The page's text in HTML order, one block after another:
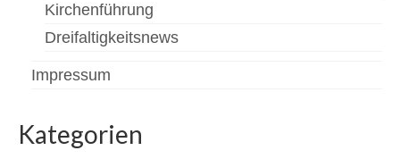
Kirchenführung
Dreifaltigkeitsnews
Impressum
Kategorien